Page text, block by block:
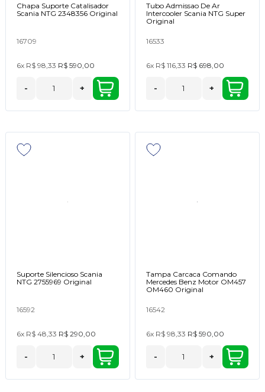
Chapa Suporte Catalisador
Scania NTG 2348356 Original
16709
6x R$ 98,33 R$ 590,00
- +
Tubo Admissao De Ar
Intercooler Scania NTG Super
Original
16533
6x R$ 116,33 R$ 698,00
- +
Suporte Silencioso Scania
NTG 2755969 Original
16592
6x R$ 48,33 R$ 290,00
- +
Tampa Carcaca Comando
Mercedes Benz Motor OM457
OM460 Original
16542
6x R$ 98,33 R$ 590,00
- +